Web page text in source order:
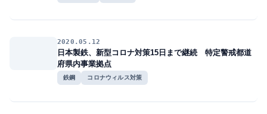
2020.05.12
日本製鉄、新型コロナ対策15日まで継続 特定警戒都道
府県内事業拠点
鉄鋼 コロナウィルス対策